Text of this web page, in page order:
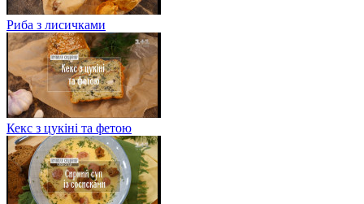
Риба з лисичками
Кекс з цукіні та фетою